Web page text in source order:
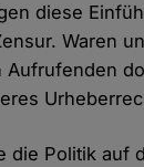
diese
Waren
Aufrufenden
die Politik auf